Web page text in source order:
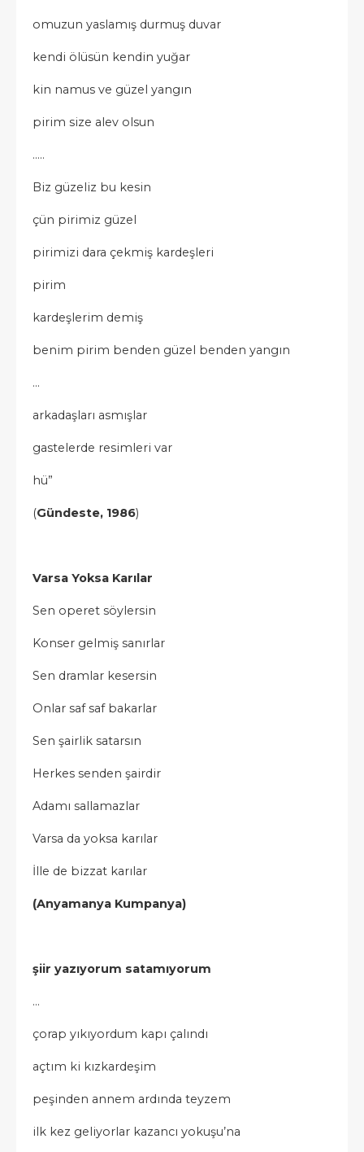
omuzun yaslamış durmuş duvar
kendi ölüsün kendin yuğar
kin namus ve güzel yangın
pirim size alev olsun
…..
Biz güzeliz bu kesin
çün pirimiz güzel
pirimizi dara çekmiş kardeşleri
pirim
kardeşlerim demiş
benim pirim benden güzel benden yangın
…
arkadaşları asmışlar
gastelerde resimleri var
hü”
(Gündeste, 1986)
Varsa Yoksa Karılar
Sen operet söylersin
Konser gelmiş sanırlar
Sen dramlar kesersin
Onlar saf saf bakarlar
Sen şairlik satarsın
Herkes senden şairdir
Adamı sallamazlar
Varsa da yoksa karılar
İlle de bizzat karılar
(Anyamanya Kumpanya)
şiir yazıyorum satamıyorum
…
çorap yıkıyordum kapı çalındı
açtım ki kızkardeşim
peşinden annem ardında teyzem
ilk kez geliyorlar kazancı yokuşu’na